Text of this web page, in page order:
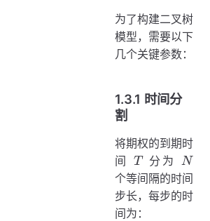
为了构建二叉树
模型，需要以下
几个关键参数：
1.3.1 时间分
割
将期权的到期时
间T
T分为 N
N
个等间隔的时间
步长，每步的时
间为：